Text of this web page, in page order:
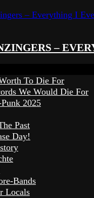
–
To Die For
We Would Die For
2025
Past
Day!
Bands
Locals